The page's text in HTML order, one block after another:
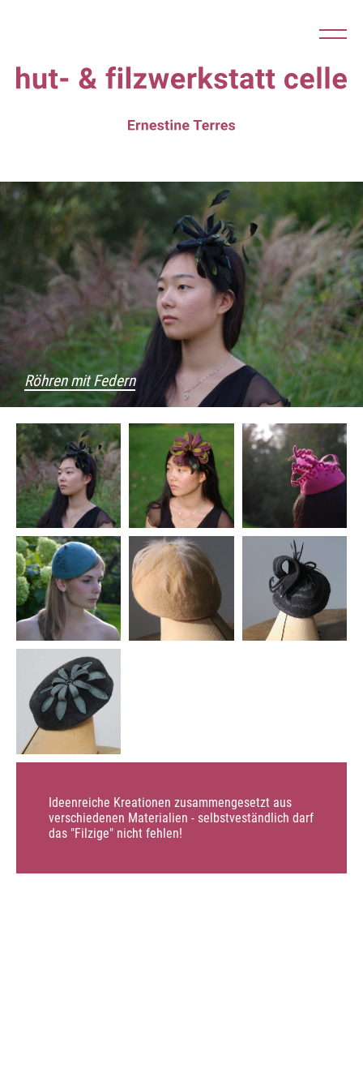
Startseite
Fascinator
Aktuelles
Kontakt
Ideenreiche Kreationen zusammengesetzt aus
verschiedenen Materialien - selbstveständlich darf
das "Filzige" nicht fehlen!
Röhren mit Federn